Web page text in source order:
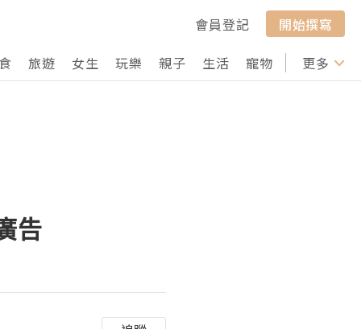
會員登記
開始撰寫
旅遊 女生 玩樂 親子 生活 寵物 行山 打卡
更多
告